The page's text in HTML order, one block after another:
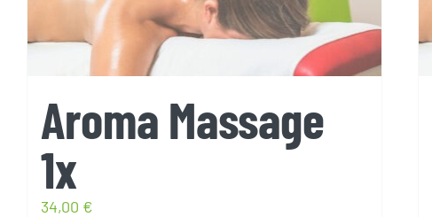
Aroma Massage
1x
34,00 €